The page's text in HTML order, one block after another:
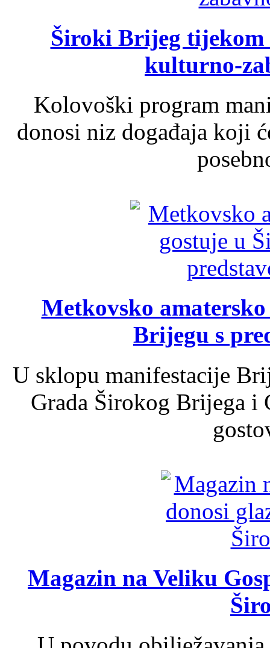
Široki Brijeg tijekom
kulturno-
Kolovoški program
donosi niz događaja koji
Metkovsko
Brijegu s
U sklopu manifestacije
Grada Širokog Brijega
Magazin na Veliku